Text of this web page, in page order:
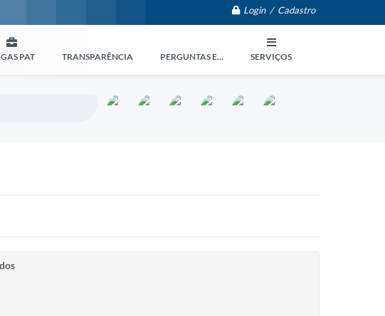
Login / Cadastro
PAT TRANSPARÊNCIA PERGUNTAS E... SERVIÇOS